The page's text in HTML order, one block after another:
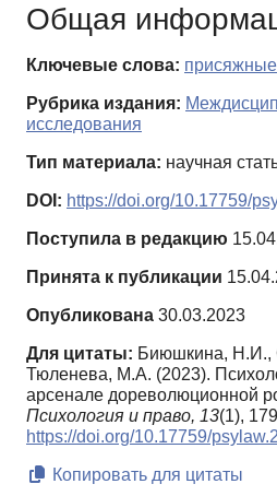
Общая
Ключевые слова: присяжные
Рубрика издания:
исследования
Тип материала: научная
DOI: https://doi.org/10.17759/
Поступила в редакцию
Принята к публикации
Опубликована 30.03.2023
Для цитаты: Биюшкина, Н.И.,
Тюленева, М.А. (2023).
арсенале дореволюционной
Психология и право, 13(1),
https://doi.org/10.17759/
Копировать для цитаты